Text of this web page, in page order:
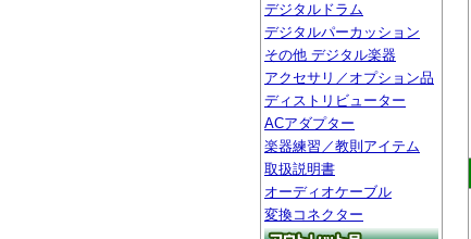
デジタルドラム
デジタルパーカッション
その他 デジタル楽器
アクセサリ／オプション品
ディストリビューター
ACアダプター
楽器練習／教則アイテム
取扱説明書
オーディオケーブル
変換コネクター